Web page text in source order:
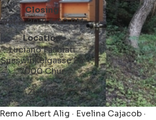
Closing
Oct 2, 2021 6:00 PM
Location
Luciano Fasciati
Süsswinkelgasse 25
7000 Chur
Zurück
Albert Alig · Evelina Cajacob ·